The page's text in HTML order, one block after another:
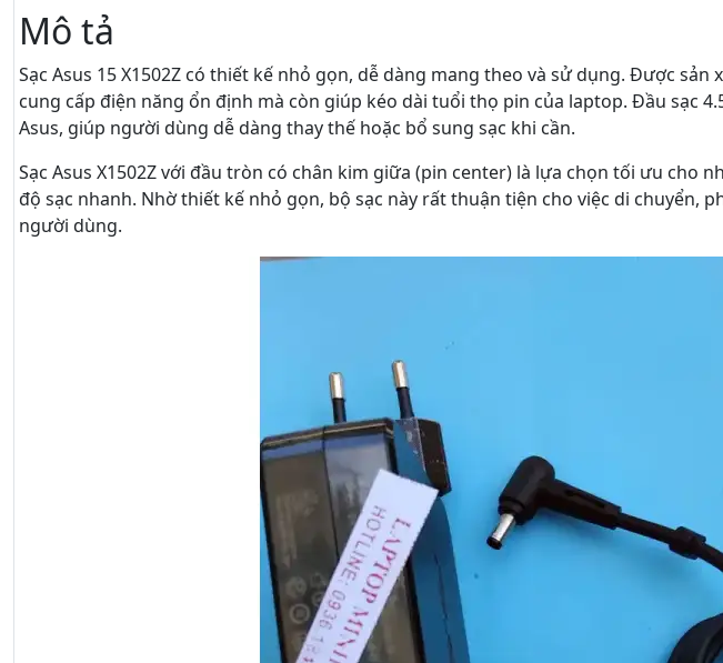
Mô tả
Sạc Asus 15 X1502Z có thiết kế nhỏ gọn, dễ dàng mang theo và sử dụng. Được
cung cấp điện năng ổn định mà còn giúp kéo dài tuổi thọ pin của laptop. Đầu sạc
Asus, giúp người dùng dễ dàng thay thế hoặc bổ sung sạc khi cần.
Sạc Asus X1502Z với đầu tròn có chân kim giữa (pin center) là lựa chọn tối ưu cho
độ sạc nhanh. Nhờ thiết kế nhỏ gọn, bộ sạc này rất thuận tiện cho việc di chuyển,
người dùng.